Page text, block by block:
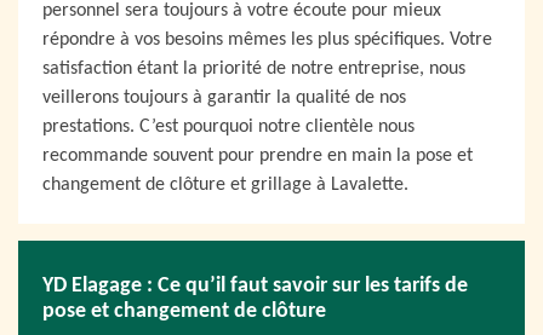
personnel sera toujours à votre écoute pour mieux
répondre à vos besoins mêmes les plus spécifiques. Votre
satisfaction étant la priorité de notre entreprise, nous
veillerons toujours à garantir la qualité de nos
prestations. C’est pourquoi notre clientèle nous
recommande souvent pour prendre en main la pose et
changement de clôture et grillage à Lavalette.
YD Elagage : Ce qu’il faut savoir sur les tarifs de
pose et changement de clôture